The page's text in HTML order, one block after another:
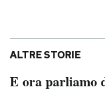
ALTRE STORIE
E ora parliamo